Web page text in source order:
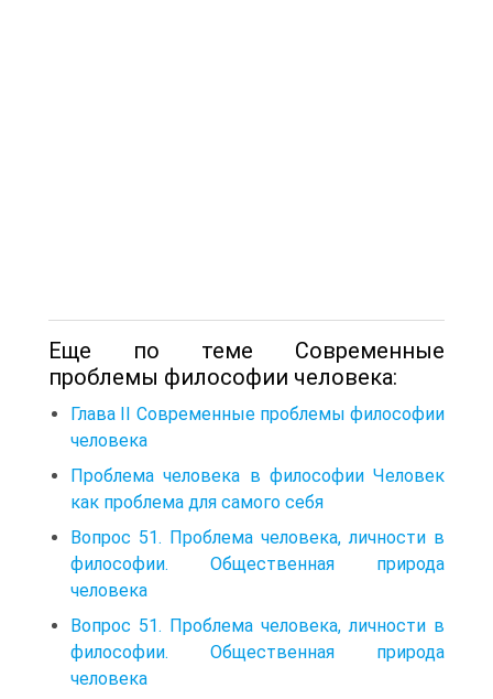
Еще по теме Современные
проблемы философии человека:
Глава II Современные проблемы философии
человека
Проблема человека в философии Человек
как проблема для самого себя
Вопрос 51. Проблема человека, личности в
философии. Общественная природа
человека
Вопрос 51. Проблема человека, личности в
философии. Общественная природа
человека